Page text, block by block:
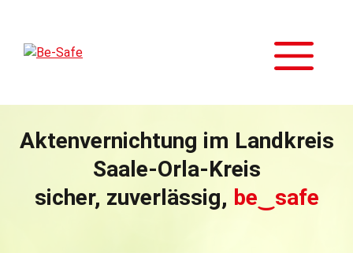
springen
Aktenvernichtung im Landkreis
Saale-Orla-Kreis
sicher, zuverlässig, be‿safe